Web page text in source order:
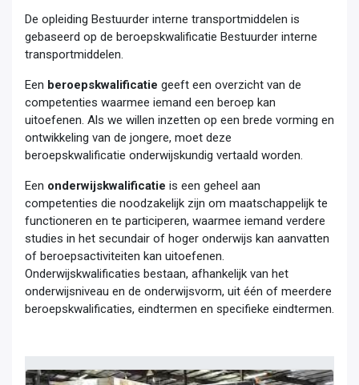
De opleiding Bestuurder interne transportmiddelen is
gebaseerd op de beroepskwalificatie Bestuurder interne
transportmiddelen.
Een beroepskwalificatie geeft een overzicht van de
competenties waarmee iemand een beroep kan
uitoefenen. Als we willen inzetten op een brede vorming en
ontwikkeling van de jongere, moet deze
beroepskwalificatie onderwijskundig vertaald worden.
Een onderwijskwalificatie is een geheel aan
competenties die noodzakelijk zijn om maatschappelijk te
functioneren en te participeren, waarmee iemand verdere
studies in het secundair of hoger onderwijs kan aanvatten
of beroepsactiviteiten kan uitoefenen.
Onderwijskwalificaties bestaan, afhankelijk van het
onderwijsniveau en de onderwijsvorm, uit één of meerdere
beroepskwalificaties, eindtermen en specifieke eindtermen.